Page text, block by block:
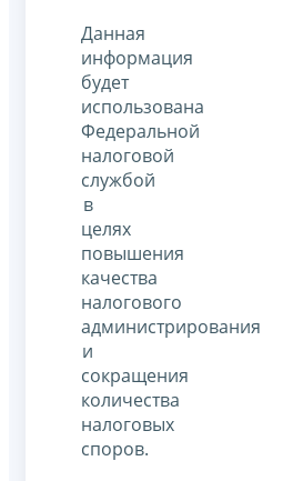
Данная
информация
будет
использована
Федеральной
налоговой
службой
в
целях
повышения
качества
налогового
администрирования
и
сокращения
количества
налоговых
споров.